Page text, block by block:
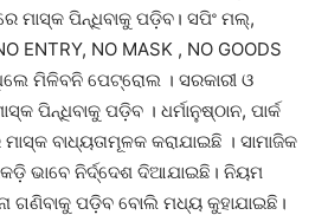
ମାସ୍କ ପିନ୍ଧିବାକୁ ପଡ଼ିବ। ସପିଂ ମଲ୍,
ENTRY, NO MASK , NO GOODS
ମିଳିବନି ପେଟ୍ରୋଲ । ସରକାରୀ ଓ
ପିନ୍ଧିବାକୁ ପଡ଼ିବ । ଧର୍ମାନୁଷ୍ଠାନ, ପାର୍କ
ବାଧ୍ୟତାମୂଳକ କରାଯାଇଛି । ସାମାଜିକ
ଭାବେ ନିର୍ଦ୍ଦେଶ ଦିଆଯାଇଛି। ନିୟମ
ଗଣିବାକୁ ପଡ଼ିବ ବୋଲି ମଧ୍ୟ କୁହାଯାଇଛି।